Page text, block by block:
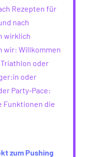
Rezepten für
nach
wirklich
wir: Willkommen
oder
oder
Party-Pace:
Funktionen die
zum Pushing